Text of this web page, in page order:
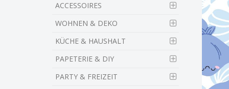
ACCESSOIRES
WOHNEN & DEKO
KÜCHE & HAUSHALT
PAPETERIE & DIY
PARTY & FREIZEIT